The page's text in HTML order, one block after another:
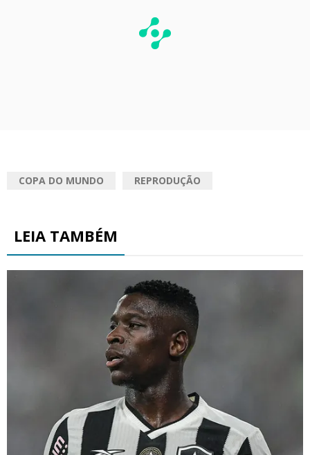
COPA DO MUNDO REPRODUÇÃO
LEIA TAMBÉM